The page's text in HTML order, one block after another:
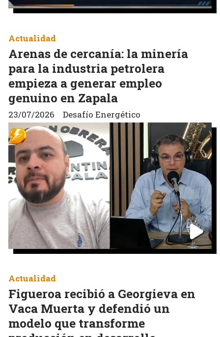
Arenas de cercanía: la minería
para la industria petrolera
empieza a generar empleo
genuino en Zapala
Desafío Energético
Actualidad
23/07/2026
Figueroa recibió a Georgieva en
Vaca Muerta y defendió un
modelo que transforme
Actualidad